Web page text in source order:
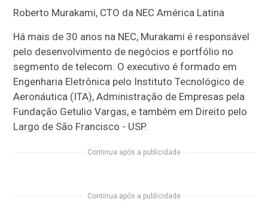
Roberto Murakami, CTO da NEC América Latina
Há mais de 30 anos na NEC, Murakami é responsável
pelo desenvolvimento de negócios e portfólio no
segmento de telecom. O executivo é formado em
Engenharia Eletrônica pelo Instituto Tecnológico de
Aeronáutica (ITA), Administração de Empresas pela
Fundação Getulio Vargas, e também em Direito pelo
Largo de São Francisco - USP.
Continua após a publicidade
Continua após a publicidade